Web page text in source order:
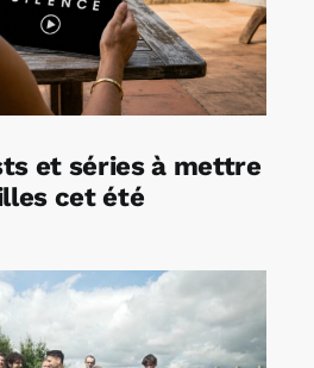
et séries à mettre
cet été